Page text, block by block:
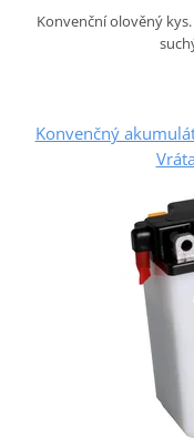
Konvenční olověný
Konvenčný